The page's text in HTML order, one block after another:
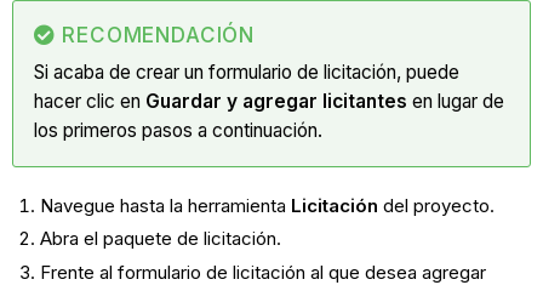
RECOMENDACIÓN
Si acaba de crear un formulario de licitación, puede
hacer clic en Guardar y agregar licitantes en lugar de
los primeros pasos a continuación.
Navegue hasta la herramienta Licitación del proyecto.
Abra el paquete de licitación.
Frente al formulario de licitación al que desea agregar